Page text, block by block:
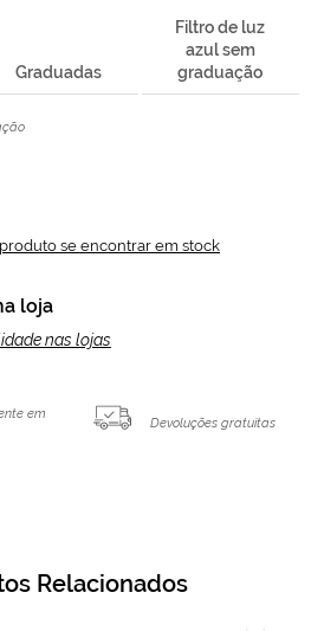
Graduadas
Filtro de luz
azul sem
graduação
se encontrar em stock
loja
nas lojas
em
Devoluções gratuitas
Relacionados